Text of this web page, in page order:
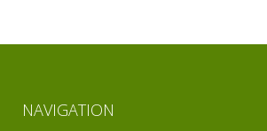
NAVIGATION